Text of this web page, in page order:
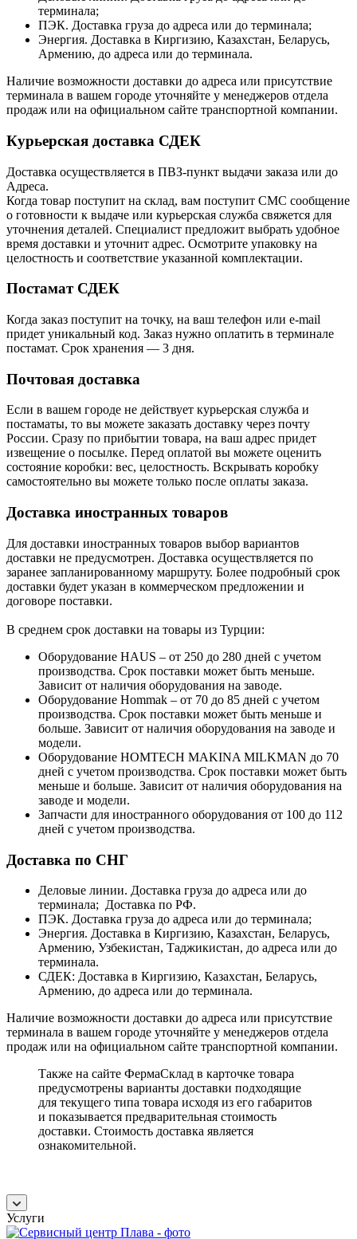
терминала;
ПЭК. Доставка груза до адреса или до терминала;
Энергия. Доставка в Киргизию, Казахстан, Беларусь,
Армению, до адреса или до терминала.
Наличие возможности доставки до адреса или присутствие
терминала в вашем городе уточняйте у менеджеров отдела
продаж или на официальном сайте транспортной компании.
Курьерская доставка СДЕК
Доставка осуществляется в ПВЗ-пункт выдачи заказа или до
Адреса.
Когда товар поступит на склад, вам поступит СМС сообщение
о готовности к выдаче или курьерская служба свяжется для
уточнения деталей. Специалист предложит выбрать удобное
время доставки и уточнит адрес. Осмотрите упаковку на
целостность и соответствие указанной комплектации.
Постамат СДЕК
Когда заказ поступит на точку, на ваш телефон или e-mail
придет уникальный код. Заказ нужно оплатить в терминале
постамат. Срок хранения — 3 дня.
Почтовая доставка
Если в вашем городе не действует курьерская служба и
постаматы, то вы можете заказать доставку через почту
России. Сразу по прибытии товара, на ваш адрес придет
извещение о посылке. Перед оплатой вы можете оценить
состояние коробки: вес, целостность. Вскрывать коробку
самостоятельно вы можете только после оплаты заказа.
Доставка иностранных товаров
Для доставки иностранных товаров выбор вариантов
доставки не предусмотрен. Доставка осуществляется по
заранее запланированному маршруту. Более подробный срок
доставки будет указан в коммерческом предложении и
договоре поставки.
В среднем срок доставки на товары из Турции:
Оборудование HAUS – от 250 до 280 дней с учетом
производства. Срок поставки может быть меньше.
Зависит от наличия оборудования на заводе.
Оборудование Hommak – от 70 до 85 дней с учетом
производства. Срок поставки может быть меньше и
больше. Зависит от наличия оборудования на заводе и
модели.
Оборудование HOMTECH MAKINA MILKMAN до 70
дней с учетом производства. Срок поставки может быть
меньше и больше. Зависит от наличия оборудования на
заводе и модели.
Запчасти для иностранного оборудования от 100 до 112
дней с учетом производства.
Доставка по СНГ
Деловые линии. Доставка груза до адреса или до
терминала; Доставка по РФ.
ПЭК. Доставка груза до адреса или до терминала;
Энергия. Доставка в Киргизию, Казахстан, Беларусь,
Армению, Узбекистан, Таджикистан, до адреса или до
терминала.
СДЕК: Доставка в Киргизию, Казахстан, Беларусь,
Армению, до адреса или до терминала.
Наличие возможности доставки до адреса или присутствие
терминала в вашем городе уточняйте у менеджеров отдела
продаж или на официальном сайте транспортной компании.
Также на сайте ФермаСклад в карточке товара
предусмотрены варианты доставки подходящие
для текущего типа товара исходя из его габаритов
и показывается предварительная стоимость
доставки. Стоимость доставка является
ознакомительной.
Услуги